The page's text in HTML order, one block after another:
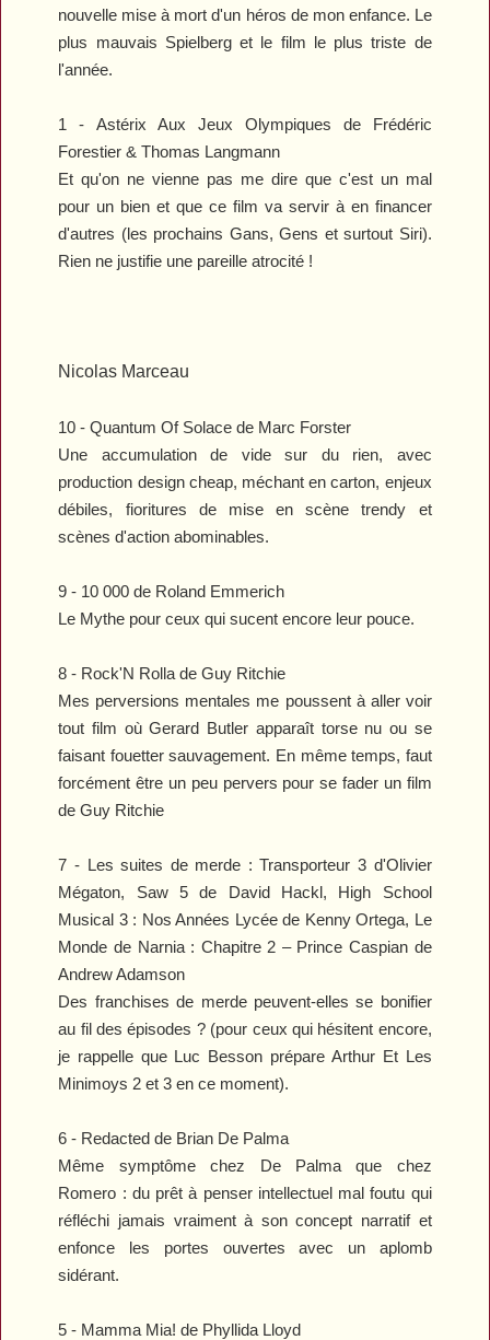
nouvelle mise à mort d'un héros de mon enfance. Le
plus mauvais Spielberg et le film le plus triste de
l'année.
1 -Astérix Aux Jeux Olympiques de Frédéric
Forestier & Thomas Langmann
Et qu'on ne vienne pas me dire que c'est un mal
pour un bien et que ce film va servir à en financer
d'autres (les prochains Gans, Gens et surtout Siri).
Rien ne justifie une pareille atrocité !
Nicolas Marceau
10 -Quantum Of Solace de Marc Forster
Une accumulation de vide sur du rien, avec
production design cheap, méchant en carton, enjeux
débiles, fioritures de mise en scène trendy et
scènes d'action abominables.
9 - 10 000 de Roland Emmerich
Le Mythe pour ceux qui sucent encore leur pouce.
8 - Rock'N Rolla de Guy Ritchie
Mes perversions mentales me poussent à aller voir
tout film où Gerard Butler apparaît torse nu ou se
faisant fouetter sauvagement. En même temps, faut
forcément être un peu pervers pour se fader un film
de Guy Ritchie
7 - Les suites de merde :Transporteur 3 d'Olivier
Mégaton, Saw 5 de David Hackl, High School
Musical 3 : Nos Années Lycéede Kenny Ortega, Le
Monde de Narnia : Chapitre 2 – Prince Caspian de
Andrew Adamson
Des franchises de merde peuvent-elles se bonifier
au fil des épisodes ? (pour ceux qui hésitent encore,
je rappelle que Luc Besson prépareArthur Et Les
Minimoys 2 et 3 en ce moment).
6 - Redacted de Brian De Palma
Même symptôme chez De Palma que chez
Romero : du prêt à penser intellectuel mal foutu qui
réfléchi jamais vraiment à son concept narratif et
enfonce les portes ouvertes avec un aplomb
sidérant.
5 - Mamma Mia! de Phyllida Lloyd